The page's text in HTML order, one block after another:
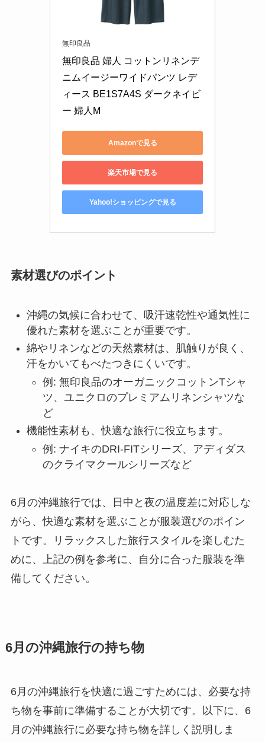
無印良品
無印良品 婦人 コットンリネンデ
ニムイージーワイドパンツ レデ
ィース BE1S7A4S ダークネイビ
ー 婦人M
Amazonで見る
楽天市場で見る
Yahoo!ショッピングで見る
素材選びのポイント
沖縄の気候に合わせて、吸汗速乾性や通気性に
優れた素材を選ぶことが重要です。
綿やリネンなどの天然素材は、肌触りが良く、
汗をかいてもべたつきにくいです。
例: 無印良品のオーガニックコットンTシャ
ツ、ユニクロのプレミアムリネンシャツな
ど
機能性素材も、快適な旅行に役立ちます。
例: ナイキのDRI-FITシリーズ、アディダス
のクライマクールシリーズなど
6月の沖縄旅行では、日中と夜の温度差に対応しな
がら、快適な素材を選ぶことが服装選びのポイン
トです。リラックスした旅行スタイルを楽しむた
めに、上記の例を参考に、自分に合った服装を準
備してください。
6月の沖縄旅行の持ち物
6月の沖縄旅行を快適に過ごすためには、必要な持
ち物を事前に準備することが大切です。以下に、6
月の沖縄旅行に必要な持ち物を詳しく説明しま